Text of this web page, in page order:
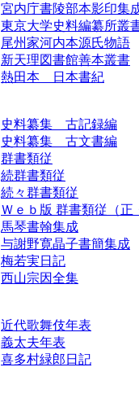
宮内庁書陵部本影印集
東京大学史料編纂所叢
尾州家河内本源氏物語
新天理図書館善本叢書
熱田本 日本書紀
史料纂集 古記録編
史料纂集 古文書編
群書類従
続群書類従
続々群書類従
Ｗｅｂ版 群書類従（正
馬琴書翰集成
与謝野寛晶子書簡集成
梅若実日記
西山宗因全集
近代歌舞伎年表
義太夫年表
喜多村緑郎日記